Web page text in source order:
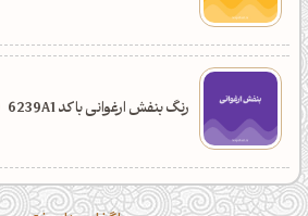
رنگ بنفش ارغوانی با کد 6239A1